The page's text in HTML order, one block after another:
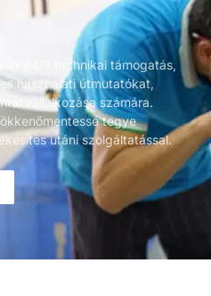
24/7 technikai támogatás,
használati útmutatókat,
vállalkozása számára.
tegye
utáni szolgáltatással.